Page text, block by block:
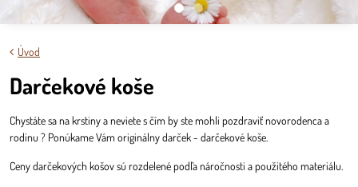
Úvod
Darčekové koše
Chystáte sa na krstiny a neviete s čím by ste mohli pozdraviť novorodenca a
rodinu ? Ponúkame Vám originálny darček - darčekové koše.
Ceny darčekových košov sú rozdelené podľa náročnosti a použitého materiálu.